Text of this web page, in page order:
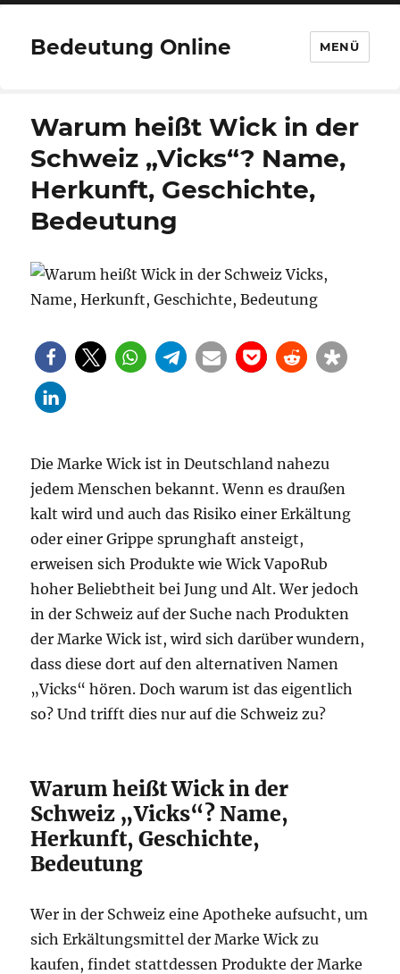
Bedeutung Online MENÜ
Warum heißt Wick in der
Schweiz „Vicks“? Name,
Herkunft, Geschichte,
Bedeutung
Die Marke Wick ist in Deutschland nahezu
jedem Menschen bekannt. Wenn es draußen
kalt wird und auch das Risiko einer Erkältung
oder einer Grippe sprunghaft ansteigt,
erweisen sich Produkte wie Wick VapoRub
hoher Beliebtheit bei Jung und Alt. Wer jedoch
in der Schweiz auf der Suche nach Produkten
der Marke Wick ist, wird sich darüber wundern,
dass diese dort auf den alternativen Namen
„Vicks“ hören. Doch warum ist das eigentlich
so? Und trifft dies nur auf die Schweiz zu?
Warum heißt Wick in der
Schweiz „Vicks“? Name,
Herkunft, Geschichte,
Bedeutung
Wer in der Schweiz eine Apotheke aufsucht, um
sich Erkältungsmittel der Marke Wick zu
kaufen, findet stattdessen Produkte der Marke